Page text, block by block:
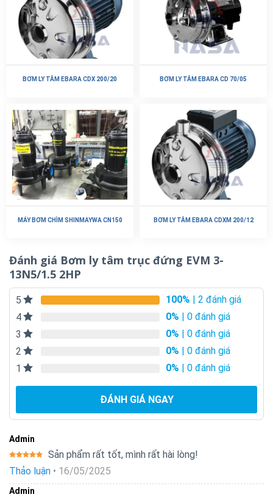
BƠM LY TÂM EBARA CDX 200/20 BƠM LY TÂM EBARA CD 70/05
MÁY BƠM CHÌM SHINMAYWA CN150 BƠM LY TÂM EBARA CDXM 200/12
Đánh giá Bơm ly tâm trục đứng EVM 3-
13N5/1.5 2HP
5 100% | 2 đánh giá
4
0% | 0 đánh giá
3
0% | 0 đánh giá
2
0% | 0 đánh giá
1
0% | 0 đánh giá
ĐÁNH GIÁ NGAY
Admin
Được xếp
hạng5
Sản phẩm rất tốt, mình rất hài lòng!
Thảo luận • 16/05/2025
Admin